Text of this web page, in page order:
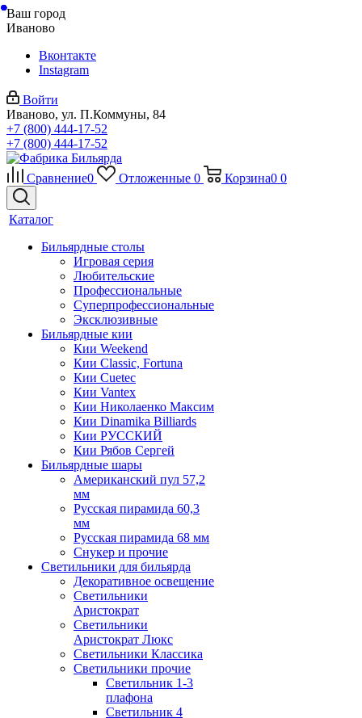
Ваш город
Иваново
Вконтакте
Instagram
Войти
Иваново, ул. П.Коммуны, 84
+7 (800) 444-17-52
+7 (800) 444-17-52
Сравнение0 Отложенные 0 Корзина0 0
Каталог
Бильярдные столы
Игровая серия
Любительские
Профессиональные
Суперпрофессиональные
Эксклюзивные
Бильярдные кии
Кии Weekend
Кии Classic, Fortuna
Кии Cuetec
Кии Vantex
Кии Николаенко Максим
Кии Dinamika Billiards
Кии РУССКИЙ
Кии Рябов Сергей
Бильярдные шары
Американский пул 57,2
мм
Русская пирамида 60,3
мм
Русская пирамида 68 мм
Снукер и прочие
Светильники для бильярда
Декоративное освещение
Светильники
Аристократ
Светильники
Аристократ Люкс
Светильники Классика
Светильники прочие
Светильник 1-3
плафона
Светильник 4